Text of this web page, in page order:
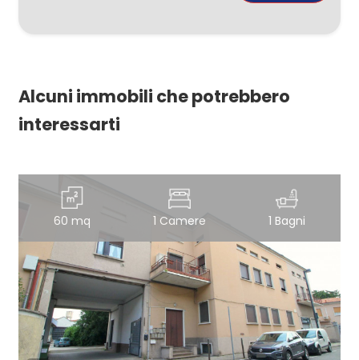
Alcuni immobili che potrebbero
interessarti
60 mq 1 Camere 1 Bagni